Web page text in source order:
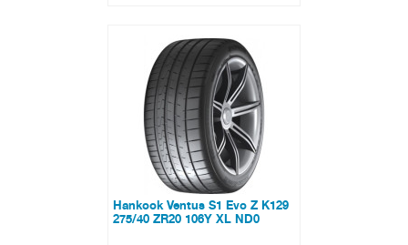
в наличии
0 отзывов
Hankook Ventus S1 Evo Z K129
275/40 ZR20 106Y XL ND0